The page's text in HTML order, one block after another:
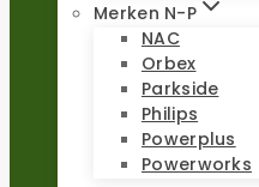
Merken N-P
NAC
Orbex
Parkside
Philips
Powerplus
Powerworks